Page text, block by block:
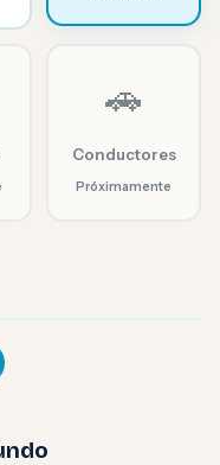
🚗
Conductores
Próximamente